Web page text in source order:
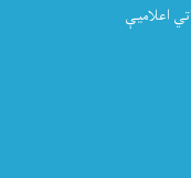
اعلامیې